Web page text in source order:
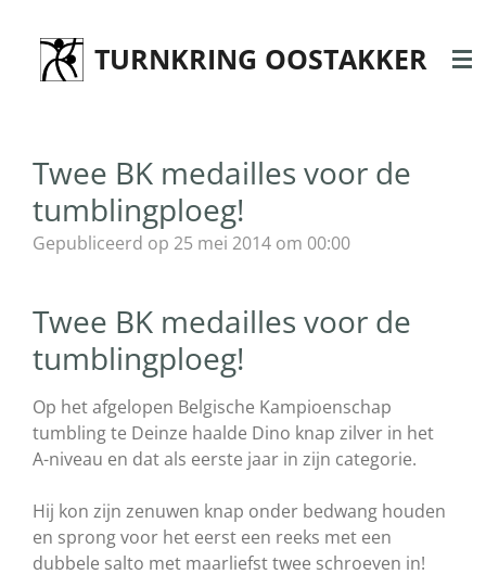
direct
naar
TURNKRING OOSTAKKER
Twee BK medailles voor de
tumblingploeg!
Gepubliceerd op 25 mei 2014 om 00:00
Twee BK medailles voor de
tumblingploeg!
Op het afgelopen Belgische Kampioenschap
tumbling te Deinze haalde Dino knap zilver in het
A-niveau en dat als eerste jaar in zijn categorie.
Hij kon zijn zenuwen knap onder bedwang houden
en sprong voor het eerst een reeks met een
dubbele salto met maarliefst twee schroeven in!